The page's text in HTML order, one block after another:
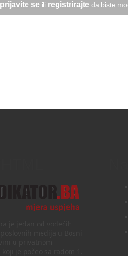
prijavite se ili registrirajte da biste